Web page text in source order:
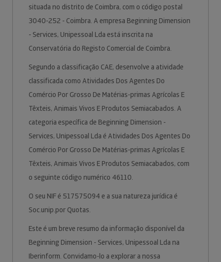
situada no distrito de Coimbra, com o código postal
3040-252 - Coimbra. A empresa Beginning Dimension
- Services, Unipessoal Lda está inscrita na
Conservatória do Registo Comercial de Coimbra.
Segundo a classificação CAE, desenvolve a atividade
classificada como Atividades Dos Agentes Do
Comércio Por Grosso De Matérias-primas Agrícolas E
Têxteis, Animais Vivos E Produtos Semiacabados. A
categoria específica de Beginning Dimension -
Services, Unipessoal Lda é Atividades Dos Agentes Do
Comércio Por Grosso De Matérias-primas Agrícolas E
Têxteis, Animais Vivos E Produtos Semiacabados, com
o seguinte código numérico 46110.
O seu NIF é 517575094 e a sua natureza jurídica é
Soc.unip.por Quotas.
Este é um breve resumo da informação disponível da
Beginning Dimension - Services, Unipessoal Lda na
Iberinform. Convidamo-lo a explorar a nossa